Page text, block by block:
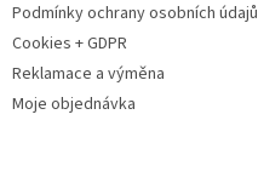
Podmínky ochrany osobních údajů
Cookies + GDPR
Reklamace a výměna
Moje objednávka